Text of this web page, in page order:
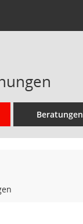
Beratungen